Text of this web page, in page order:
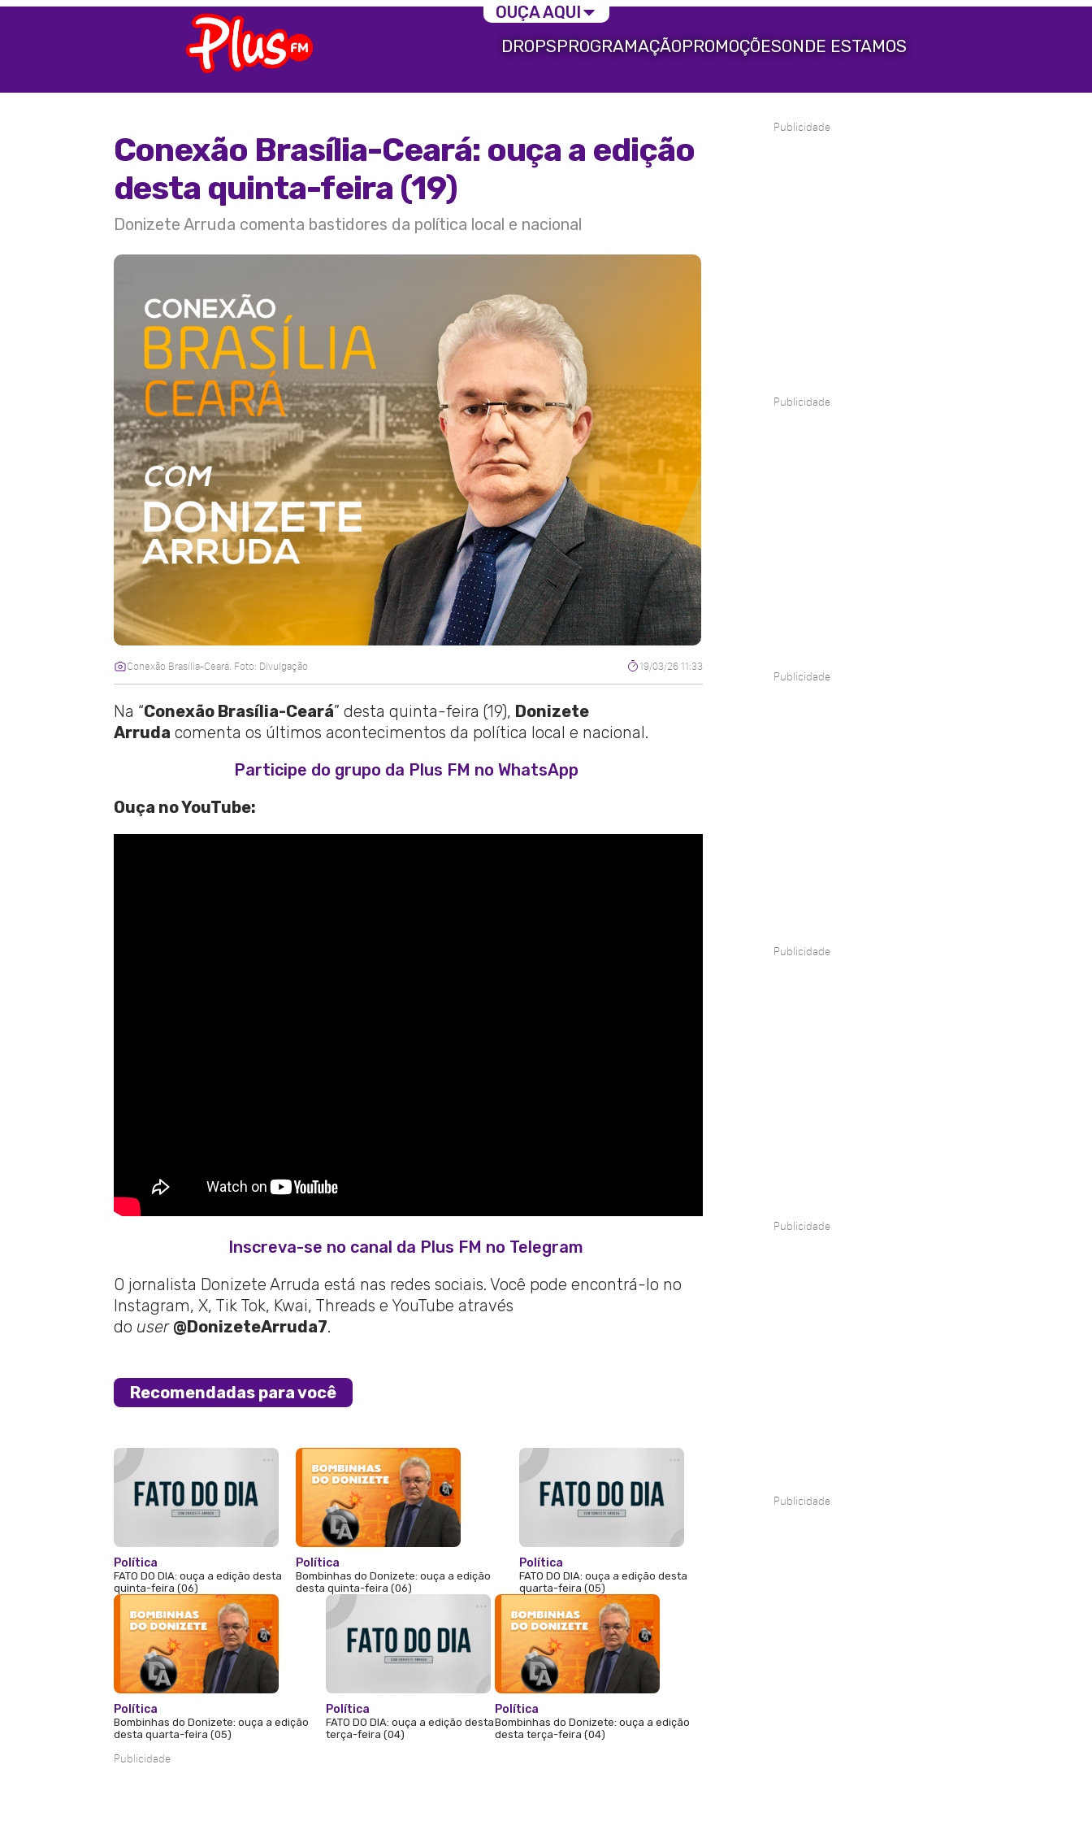
DROPSPROGRAMAÇÃOPROMOÇÕESONDE ESTAMOS
Conexão Brasília-Ceará: ouça a edição
desta quinta-feira (19)
Donizete Arruda comenta bastidores da política local e nacional
Conexão Brasília-Ceará. Foto: Divulgação 19/03/26 11:33
Na “Conexão Brasília-Ceará” desta quinta-feira (19), Donizete
Arruda comenta os últimos acontecimentos da política local e nacional.
Participe do grupo da Plus FM no WhatsApp
Ouça no YouTube:
Inscreva-se no canal da Plus FM no Telegram
O jornalista Donizete Arruda está nas redes sociais. Você pode encontrá-lo no
Instagram, X, Tik Tok, Kwai, Threads e YouTube através
do user @DonizeteArruda7.
Recomendadas para você
Política
FATO DO DIA: ouça a edição desta
quinta-feira (06)
Política
Bombinhas do Donizete: ouça a edição
desta quinta-feira (06)
Política
FATO DO DIA: ouça a edição desta
quarta-feira (05)
Política
Bombinhas do Donizete: ouça a edição
desta quarta-feira (05)
Política
FATO DO DIA: ouça a edição desta
terça-feira (04)
Política
Bombinhas do Donizete: ouça a edição
desta terça-feira (04)
Publicidade
Publicidade
Publicidade
Publicidade
Publicidade
Publicidade
Publicidade
OUÇA AQUI